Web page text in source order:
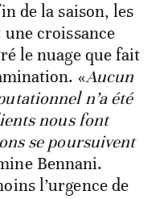
de la saison, les
croissance
le nuage que fait
«Aucun
n’a été
nous font
se poursuivent
Bennani.
l’urgence de